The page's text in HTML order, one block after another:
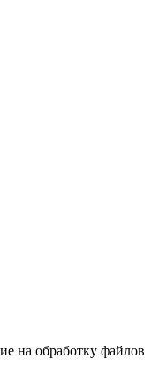
на обработку файлов